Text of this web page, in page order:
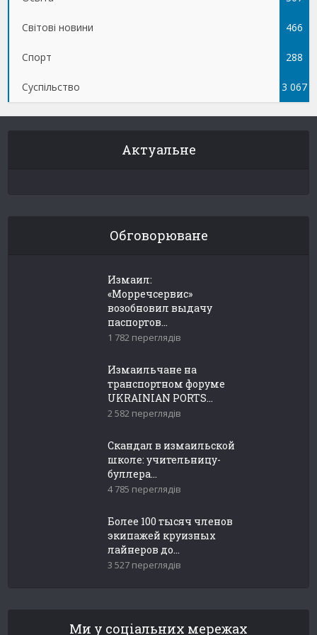
Світові новини 466
Спорт 288
Суспільство 3 067
Актуальне
Обговорюване
Измаил:
«Морречсервис»
возобновил выдачу
паспортов...
1 782 переглядів
Измаильчане на
транспортном форуме
UKRAINIAN PORTS...
2 582 переглядів
Скандал в измаильской
школе: учительницу-
буллера...
4 785 переглядів
Более 100 тысяч членов
экипажей круизных
лайнеров до...
3 527 переглядів
Ми у соціальних мережах